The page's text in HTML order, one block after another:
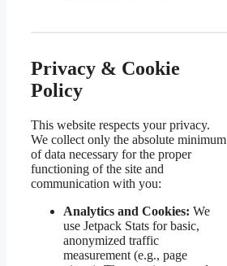
Privacy & Cookie
Policy
This website respects your privacy.
We collect only the absolute minimum
of data necessary for the proper
functioning of the site and
communication with you:
Analytics and Cookies: We
use Jetpack Stats for basic,
anonymized traffic
measurement (e.g., page